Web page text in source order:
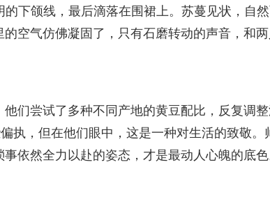
下颌线，最后滴落在围裙上。苏蔓见状，自
空气仿佛凝固了，只有石磨转动的声音，和两
们尝试了多种不同产地的黄豆配比，反复调
执，但在他们眼中，这是一种对生活的致敬。
依然全力以赴的姿态，才是最动人心魄的底色